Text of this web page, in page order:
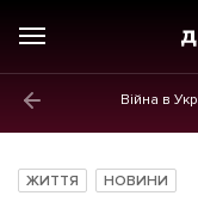
Війна в
Новини
ЖИТТЯ НОВИНИ